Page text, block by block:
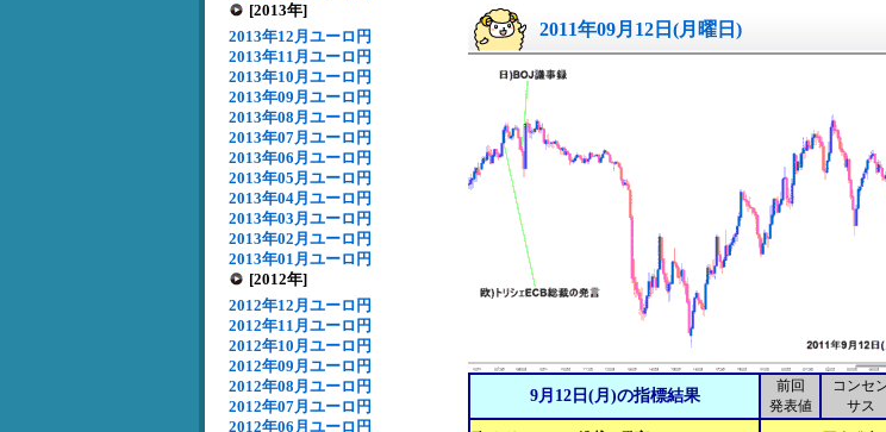
[2013年]
2013年12月ユーロ円
2013年11月ユーロ円
2013年10月ユーロ円
2013年09月ユーロ円
2013年08月ユーロ円
2013年07月ユーロ円
2013年06月ユーロ円
2013年05月ユーロ円
2013年04月ユーロ円
2013年03月ユーロ円
2013年02月ユーロ円
2013年01月ユーロ円
[2012年]
2012年12月ユーロ円
2012年11月ユーロ円
2012年10月ユーロ円
2012年09月ユーロ円
2012年08月ユーロ円
2012年07月ユーロ円
2012年06月ユーロ円
2011年09月12日(月曜日)
9月12日(月)の指標結果
前回
発表値
コンセ
サス